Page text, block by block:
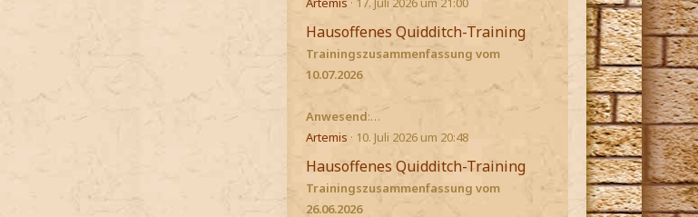
Hausoffenes Quidditch-Training
Trainingszusammenfassung vom
10.07.2026
Anwesend:…
Artemis
10. Juli 2026 um 20:48
Hausoffenes Quidditch-Training
Trainingszusammenfassung vom
26.06.2026